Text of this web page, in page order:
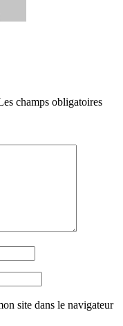
champs obligatoires
site dans le navigateur